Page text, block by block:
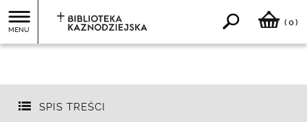
MENU
( 0)
SPIS TREŚCI